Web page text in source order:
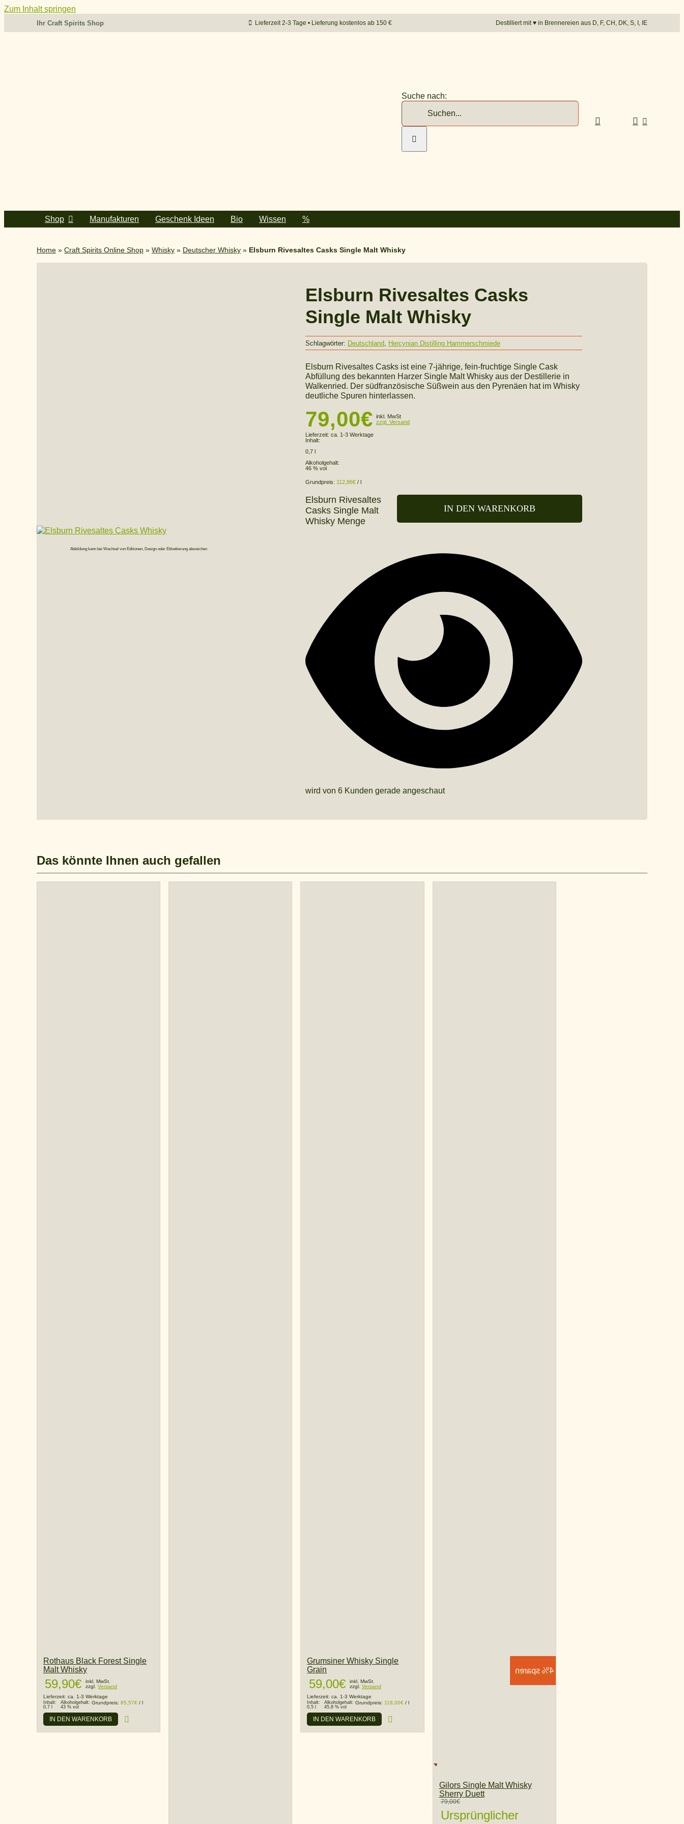
Zum Inhalt springen
Ihr Craft Spirits Shop Lieferzeit 2-3 Tage • Lieferung kostenlos ab 150 € Destilliert mit♥︎ in Brennereien aus D, F, CH, DK, S, I, IE
Suche nach:
Shop Manufakturen Geschenk Ideen Bio Wissen %
Home» Craft Spirits Online Shop» Whisky» Deutscher Whisky» Elsburn Rivesaltes Casks Single Malt Whisky
Abbildung kann bei Wechsel von Editionen, Design oder Etikettierung abweichen
Elsburn Rivesaltes Casks
Single Malt Whisky
Schlagwörter: Deutschland Hercynian Distilling Hammerschmiede
Elsburn Rivesaltes Casks ist eine 7-jährige, fein-fruchtige Single Cask
Abfüllung des bekannten Harzer Single Malt Whisky aus der Destillerie in
Walkenried. Der südfranzösische Süßwein aus den Pyrenäen hat im Whisky
deutliche Spuren hinterlassen.
79,00€ inkl. MwSt
zzgl. Versand
Lieferzeit: ca. 1-3 Werktage
Inhalt:
0,7 l
Alkoholgehalt:
46 % vol
Grundpreis: 112,86€ / l
Elsburn Rivesaltes
Casks Single Malt
Whisky Menge
IN DEN WARENKORB
wird von 6 Kunden gerade angeschaut
Das könnte Ihnen auch gefallen
Rothaus Black Forest Single
Malt Whisky
59,90€
inkl. MwSt.
zzgl.Versand
Lieferzeit: ca. 1-3 Werktage
Inhalt:
0,7 l
Alkoholgehalt:
43 % vol
Grundpreis: 85,57€/ l
IN DEN WARENKORB
Grumsiner Whisky Single
Grain
59,00€
inkl. MwSt.
zzgl. Versand
Lieferzeit:ca. 1-3 Werktage
Inhalt:
0,5 l
Alkoholgehalt:
45,8 % vol
Grundpreis:118,00€ /l
IN DEN WARENKORB
4% sparen
Gilors Single Malt Whisky
Sherry Duett
79,00€
Ursprünglicher